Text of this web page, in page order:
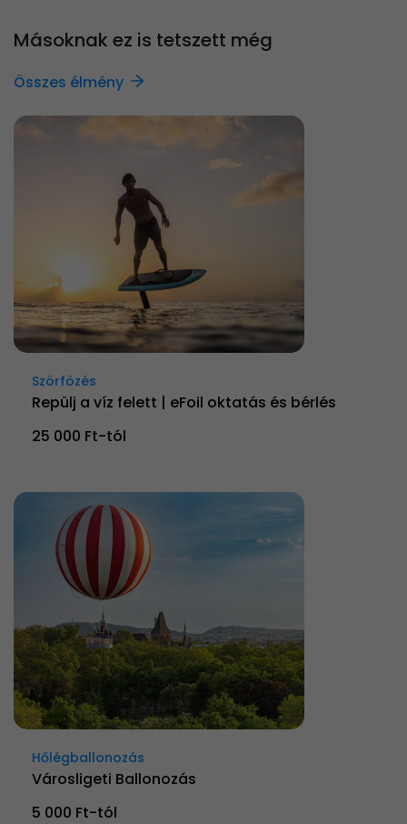
Másoknak ez is tetszett még
Összes élmény
Szörfözés
Repülj a víz felett | eFoil oktatás és bérlés
25 000 Ft-tól
Hőlégballonozás
Városligeti Ballonozás
5 000 Ft-tól